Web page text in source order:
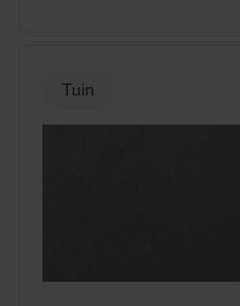
Tuin